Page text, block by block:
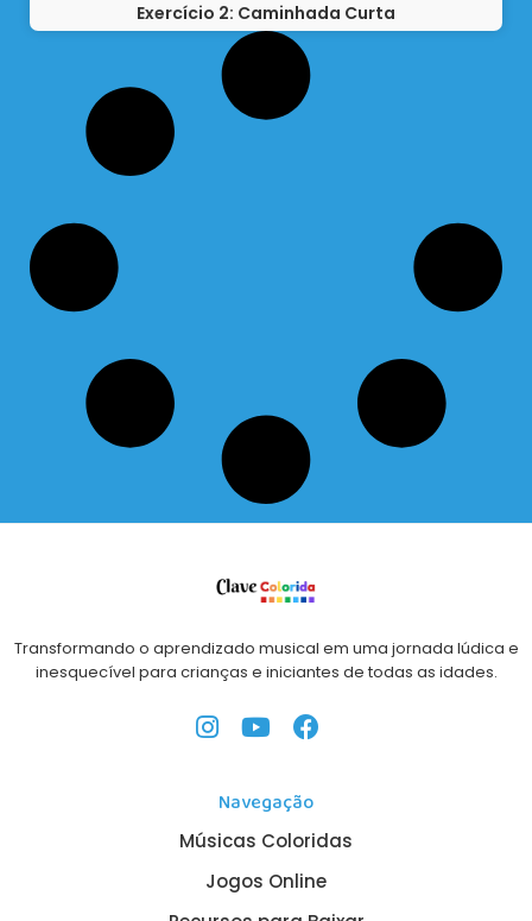
Exercício 2: Caminhada Curta
Transformando o aprendizado musical em uma jornada lúdica e
inesquecível para crianças e iniciantes de todas as idades.
Navegação
Músicas Coloridas
Jogos Online